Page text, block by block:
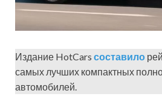
Издание HotCars составило
самых лучших компактных
автомобилей.